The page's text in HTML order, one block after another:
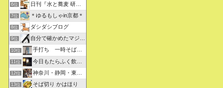
6位 日刊『水と蕎麦 研究図鑑』
7位 ＊ゆるもしゃin京都＊
8位 ダシダシブログ
9位 自分で確かめたマジな近現代史・グルメな蕎麦・キレイなお花さん
10位 手打ち 一時そば (店主の軟式ホームページ）
11位 今日もたらふく飲んで食べた -湖月四代目嫁日記-
12位 神奈川・静岡・東京の蕎麦屋の評判と口コミ
13位 そば切り かはほり